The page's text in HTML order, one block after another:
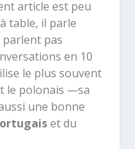
article est peu
table, il parle
parlent pas
en 10
le plus souvent
le polonais —sa
une bonne
et du